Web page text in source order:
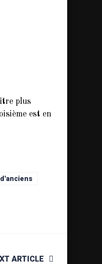
plus
est en
ARTICLE